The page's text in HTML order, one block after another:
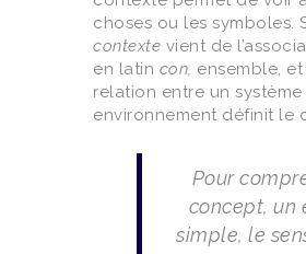
choses ou les symboles.
contexte vient de
en latin con, ensemble, et
relation entre un
environnement définit le
Pour
concept, un
simple, le